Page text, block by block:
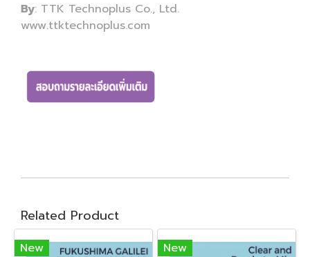
By: TTK Technoplus Co., Ltd.
www.ttktechnoplus.com
Related Product
New New